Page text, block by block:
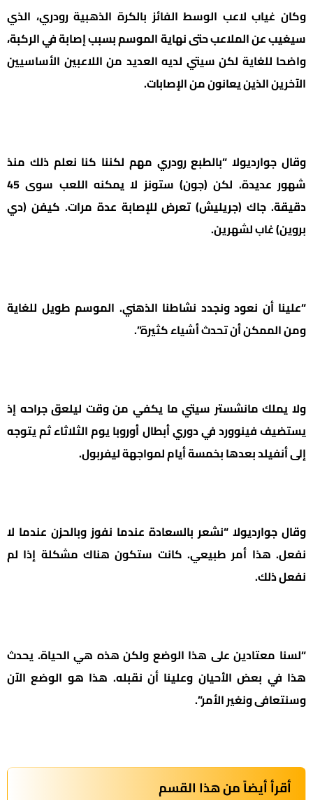
وكان غياب لاعب الوسط الفائز بالكرة الذهبية رودري، الذي
سيغيب عن الملاعب حتى نهاية الموسم بسبب إصابة في الركبة،
واضحا للغاية لكن سيتي لديه العديد من اللاعبين الأساسيين
الآخرين الذين يعانون من الإصابات.
وقال جوارديولا “بالطبع رودري مهم ل كننا كنا نعلم ذلك منذ
شهور عديدة. لكن (جون) ستونز لا يمكنه اللعب سوى 45
دقيقة. جاك (جريليش) تعرض للإصابة عدة مرات. كيفن (دي
بروين) غاب لشهرين.
“علينا أن نعود ونجدد نشاطنا الذهني. الموسم طويل للغاية
ومن الممكن أن تحدث أشياء كثيرة”.
ولا يملك مانشستر سيتي ما يكفي من وقت ليلعق جراحه إذ
يستضيف فينوورد في دوري أبطال أوروبا يوم الثلاثاء ثم يتوجه
إلى أنفيلد بعدها بخمسة أيام لمواجهة ليفربول.
وقال جوارديولا “نشعر بالسعادة عندما نفوز وبالحزن عندما لا
نفعل. هذا أمر طبيعي. كانت ستكون هناك مشكلة إذا لم
نفعل ذلك.
“لسنا معتادين على هذا الوضع ولكن هذه هي الحياة. يحدث
هذا في بعض الأحيان وعلينا أن نقبله. هذا هو الوضع الآن
وسنتعافى ونغير الأمر”.
أقرأ أيضاً من هذا القسم